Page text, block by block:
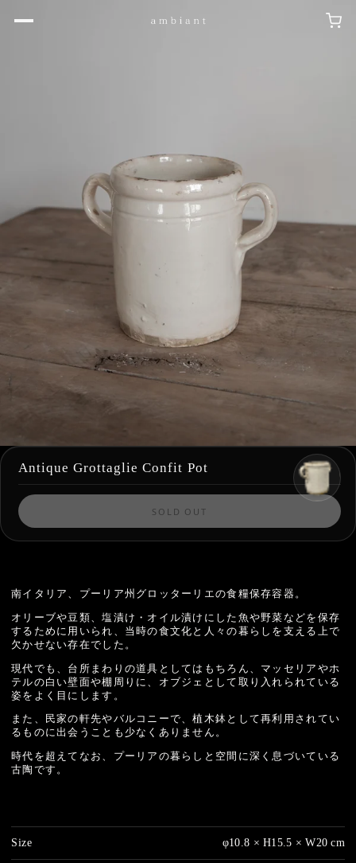
Antique Grottaglie Confit Pot
SOLD OUT
南イタリア、プーリア州グロッターリエの食糧保存容器。
オリーブや豆類、塩漬け・オイル漬けにした魚や野菜などを保存
するために用いられ、当時の食文化と人々の暮らしを支える上で
欠かせない存在でした。
現代でも、台所まわりの道具としてはもちろん、マッセリアやホ
テルの白い壁面や棚周りに、オブジェとして取り入れられている
姿をよく目にします。
また、民家の軒先やバルコニーで、植木鉢として再利用されてい
るものに出会うことも少なくありません。
時代を超えてなお、プーリアの暮らしと空間に深く息づいている
古陶です。
Size φ10.8 × H15.5 × W20 cm